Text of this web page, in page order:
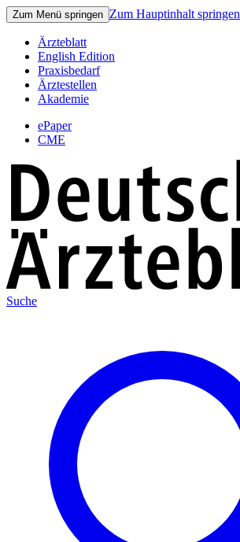
Zum Menü springen Zum Hauptinhalt springen
Ärzteblatt
English Edition
Praxisbedarf
Ärztestellen
Akademie
ePaper
CME
Suche